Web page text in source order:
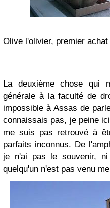
Olive l'olivier, premier achat
La deuxième chose qui
générale à la faculté de
impossible à Assas de
connaissais pas, je peine
me suis pas retrouvé à
parfaits inconnus. De
je n'ai pas le souvenir,
quelqu'un n'est pas venu